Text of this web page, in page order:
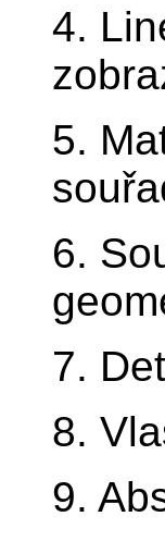
4.
5.
6.
7.
8.
9.